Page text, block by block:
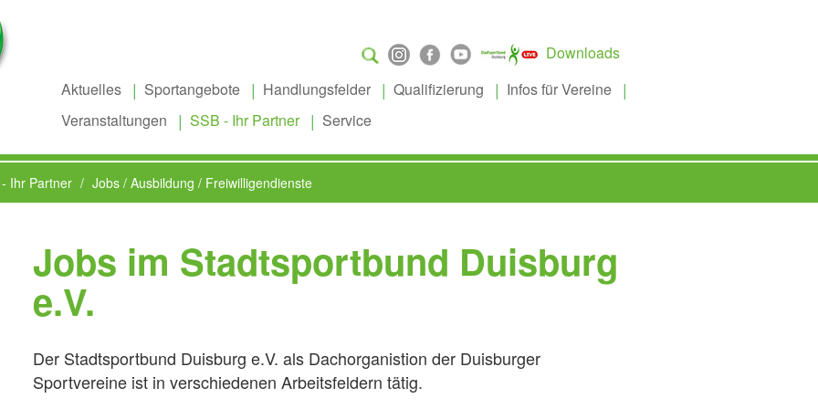
Suchen
Downloads
Aktuelles
Sportangebote Handlungsfelder Qualifizierung
Infos für Vereine
Veranstaltungen
SSB - Ihr Partner Service
Ihr Partner Jobs / Ausbildung / Freiwilligendienste
Jobs im Stadtsportbund Duisburg
e.V.
Der Stadtsportbund Duisburg e.V. als Dachorganistion der Duisburger
Sportvereine ist in verschiedenen Arbeitsfeldern tätig.